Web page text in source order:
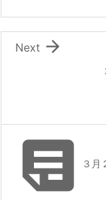

Next
 ３月